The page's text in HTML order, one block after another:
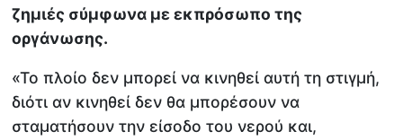
ζημιές σύμφωνα με εκπρόσωπο της
οργάνωσης.
«Το πλοίο δεν μπορεί να κινηθεί αυτή τη στιγμή,
διότι αν κινηθεί δεν θα μπορέσουν να
σταματήσουν την είσοδο του νερού και,